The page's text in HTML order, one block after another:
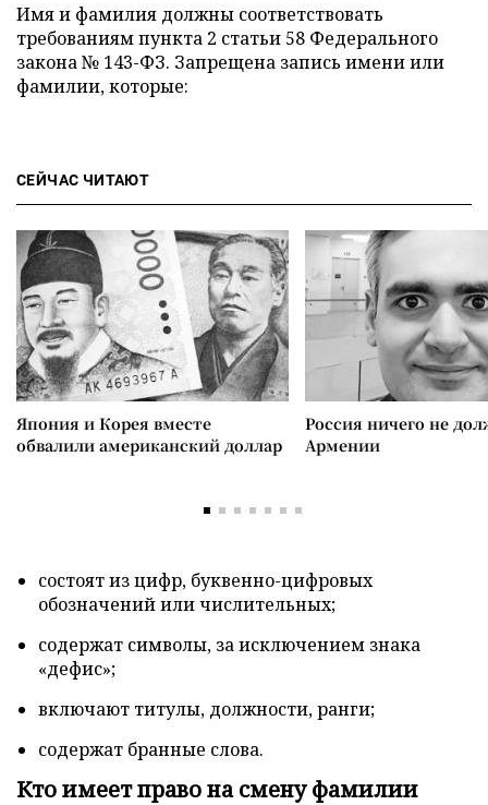
Имя и фамилия должны соответствовать
требованиям пункта 2 статьи 58 Федерального
закона № 143-ФЗ. Запрещена запись имени или
фамилии, которые:
СЕЙЧАС ЧИТАЮТ
Япония и Корея вместе
обвалили американский доллар
Россия ничего не
Армении
состоят из цифр, буквенно-цифровых
обозначений или числительных;
содержат символы, за исключением знака
«дефис»;
включают титулы, должности, ранги;
содержат бранные слова.
Кто имеет право на смену фамилии